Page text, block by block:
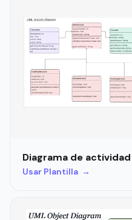
Diagrama de actividad
Usar Plantilla →